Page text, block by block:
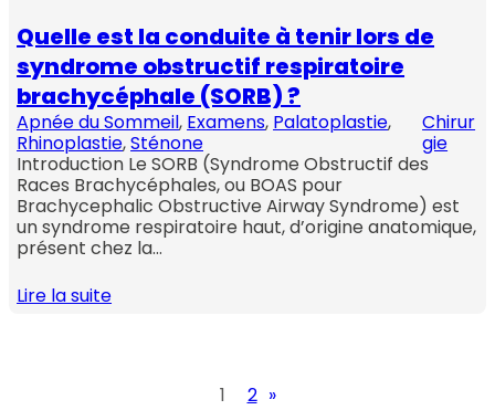
Quelle est la conduite à tenir lors de
syndrome obstructif respiratoire
brachycéphale (SORB) ?
Apnée du Sommeil, Examens, Palatoplastie,
Rhinoplastie, Sténone
Chirur
gie
Introduction Le SORB (Syndrome Obstructif des
Races Brachycéphales, ou BOAS pour
Brachycephalic Obstructive Airway Syndrome) est
un syndrome respiratoire haut, d’origine anatomique,
présent chez la…
Lire la suite
1 2 »